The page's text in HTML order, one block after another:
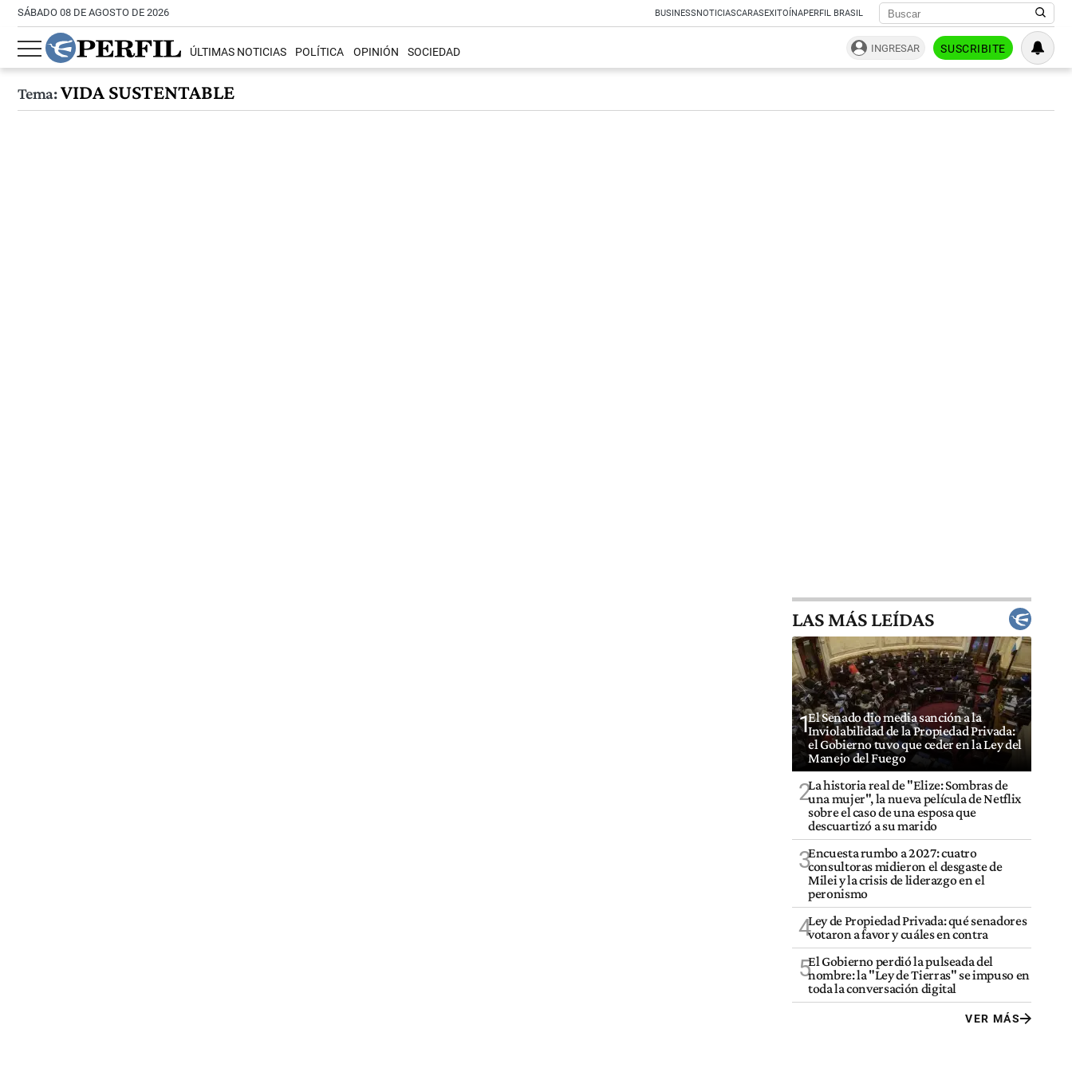
SÁBADO 08 DE AGOSTO DE 2026 BUSINESSNOTICIASCARASEXITOÍNAPERFIL BRASIL
ÚLTIMAS NOTICIAS POLÍTICA OPINIÓN SOCIEDAD INGRESAR SUSCRIBITE
Tema:VIDA SUSTENTABLE
LAS MÁS LEÍDAS
1El Senado dio media sanción a la
Inviolabilidad de la Propiedad Privada:
el Gobierno tuvo que ceder en la Ley del
Manejo del Fuego
2La historia real de "Elize: Sombras de
una mujer", la nueva película de Netflix
sobre el caso de una esposa que
descuartizó a su marido
3Encuesta rumbo a 2027: cuatro
consultoras midieron el desgaste de
Milei y la crisis de liderazgo en el
peronismo
4Ley de Propiedad Privada: qué senadores
votaron a favor y cuáles en contra
5El Gobierno perdió la pulseada del
nombre: la "Ley de Tierras" se impuso en
toda la conversación digital
VER MÁS